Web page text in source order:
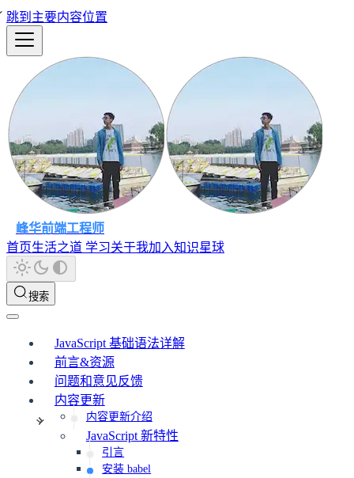
跳到主要内容位置
峰华前端工程师
首页生活之道 学习关于我加入知识星球
搜索
JavaScript 基础语法详解
前言&资源
问题和意见反馈
内容更新
内容更新介绍
JavaScript 新特性
引言
安装 babel